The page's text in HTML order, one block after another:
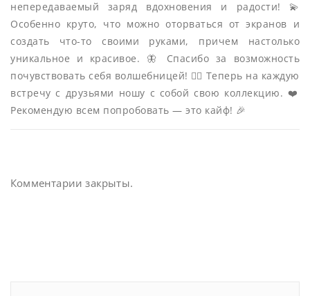
непередаваемый заряд вдохновения и радости! 💫
Особенно круто, что можно оторваться от экранов и
создать что-то своими руками, причем настолько
уникальное и красивое. 🦋 Спасибо за возможность
почувствовать себя волшебницей! 🧙‍♀️ Теперь на каждую
встречу с друзьями ношу с собой свою коллекцию. ❤️
Рекомендую всем попробовать — это кайф! 🎉
Комментарии закрыты.